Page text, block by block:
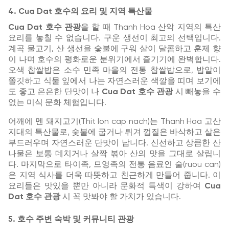
4. Cua Dat 호수의 요리 및 지역 특산물
Cua Dat 호수 관광을 할 때 Thanh Hoa 산악 지역의 특산
요리를 놓칠 수 없습니다. 구운 생선이 최고의 선택입니다.
계곡 물고기, 산 생선을 숯불에 구워 살이 달콤하고 훈제 향
이 나며 호수의 평화로운 분위기에서 즐기기에 완벽합니다.
오색 찹쌀밥은 소수 민족 마을의 전통 찹쌀밥으로, 밥알이
쫄깃하고 식물 잎에서 나는 자연스러운 색깔을 띠며 보기에
도 좋고 은은한 단맛이 나 Cua Dat 호수 관광시 빼놓을 수
없는 미식 문화 체험입니다.
어깨에 멘 돼지고기(Thit lon cap nach)는 Thanh Hoa 고산
지대의 특산물로, 숯불에 굽거나 튀겨 껍질은 바삭하고 살은
부드러우며 자연스러운 단맛이 납니다. 신선하고 상큼한 산
나물은 보통 데치거나 살짝 볶아 산의 맛을 그대로 살립니
다. 마지막으로 타이족, 므엉족의 전통 음료인 술(ruou can)
은 지역 식사를 더욱 따뜻하고 친근하게 만들어 줍니다. 이
요리들은 맛있을 뿐만 아니라 문화적 특색이 강하여 Cua
Dat 호수 관광시 꼭 맛봐야 할 가치가 있습니다.
5. 호수 주변 숙박 및 커뮤니티 관광